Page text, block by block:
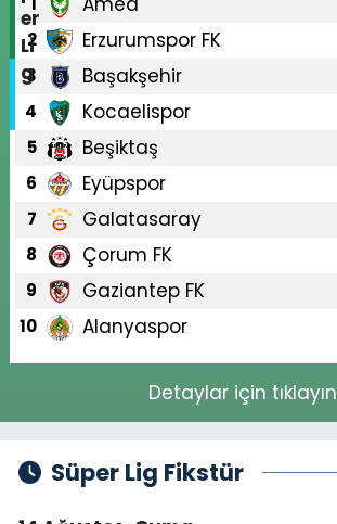
2 Erzurumspor FK
3 Başakşehir
4 Kocaelispor
5 Beşiktaş
6 Eyüpspor
7 Galatasaray
8 Çorum FK
9 Gaziantep FK
10 Alanyaspor
Detaylar için tıklayın
Süper Lig Fikstür